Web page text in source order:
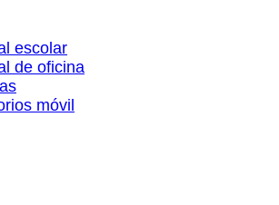
escolar
de oficina
móvil